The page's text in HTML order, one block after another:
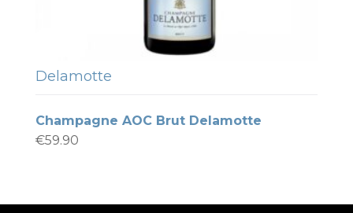
Delamotte
Champagne AOC Brut Delamotte
€59.90